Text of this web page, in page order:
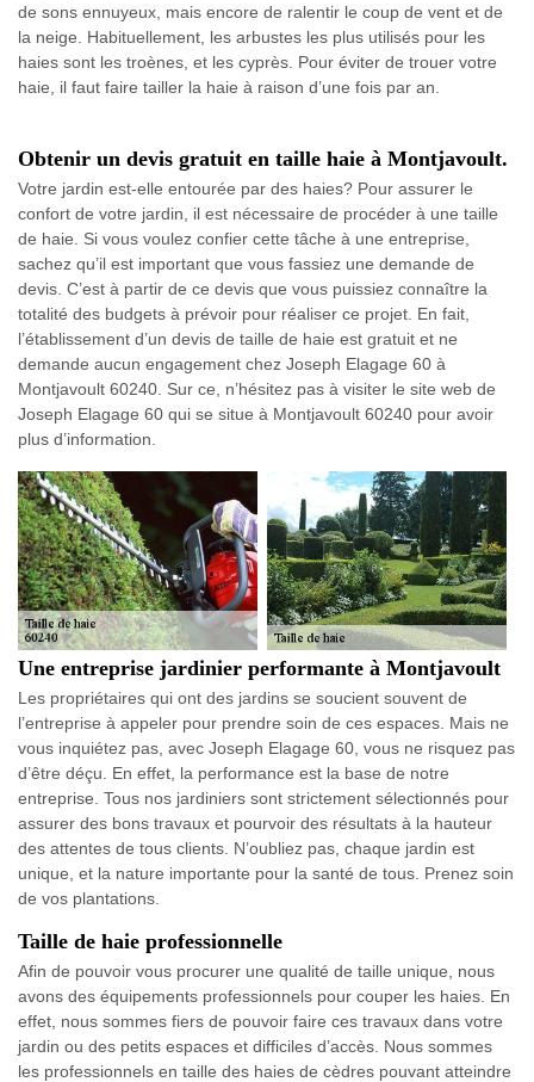
de sons ennuyeux, mais encore de ralentir le coup de vent et de
la neige. Habituellement, les arbustes les plus utilisés pour les
haies sont les troènes, et les cyprès. Pour éviter de trouer votre
haie, il faut faire tailler la haie à raison d’une fois par an.
Obtenir un devis gratuit en taille haie à Montjavoult.
Votre jardin est-elle entourée par des haies? Pour assurer le
confort de votre jardin, il est nécessaire de procéder à une taille
de haie. Si vous voulez confier cette tâche à une entreprise,
sachez qu’il est important que vous fassiez une demande de
devis. C’est à partir de ce devis que vous puissiez connaître la
totalité des budgets à prévoir pour réaliser ce projet. En fait,
l’établissement d’un devis de taille de haie est gratuit et ne
demande aucun engagement chez Joseph Elagage 60 à
Montjavoult 60240. Sur ce, n’hésitez pas à visiter le site web de
Joseph Elagage 60 qui se situe à Montjavoult 60240 pour avoir
plus d’information.
Une entreprise jardinier performante à Montjavoult
Les propriétaires qui ont des jardins se soucient souvent de
l’entreprise à appeler pour prendre soin de ces espaces. Mais ne
vous inquiétez pas, avec Joseph Elagage 60, vous ne risquez pas
d’être déçu. En effet, la performance est la base de notre
entreprise. Tous nos jardiniers sont strictement sélectionnés pour
assurer des bons travaux et pourvoir des résultats à la hauteur
des attentes de tous clients. N’oubliez pas, chaque jardin est
unique, et la nature importante pour la santé de tous. Prenez soin
de vos plantations.
Taille de haie professionnelle
Afin de pouvoir vous procurer une qualité de taille unique, nous
avons des équipements professionnels pour couper les haies. En
effet, nous sommes fiers de pouvoir faire ces travaux dans votre
jardin ou des petits espaces et difficiles d’accès. Nous sommes
les professionnels en taille des haies de cèdres pouvant atteindre